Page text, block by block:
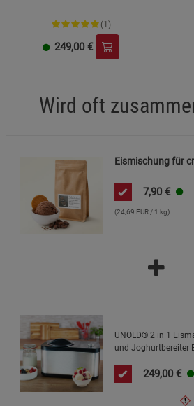
(1)
249,00 €
Wird oft
Eismischung für
7,90 €
(24,69 EUR / 1 kg)
UNOLD® 2 in 1
und Joghurtbereiter
249,00 €